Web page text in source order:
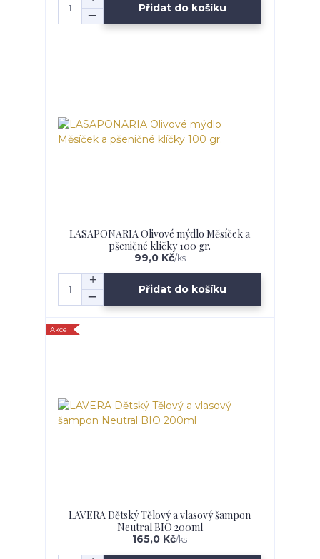
Přidat do košíku
LASAPONARIA Olivové mýdlo Měsíček a
pšeničné klíčky 100 gr.
99,0 Kč/ks
Přidat do košíku
Akce
LAVERA Dětský Tělový a vlasový šampon
Neutral BIO 200ml
165,0 Kč/ks